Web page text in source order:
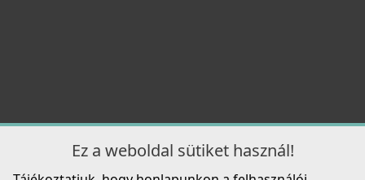
Ez a weboldal sütiket használ!